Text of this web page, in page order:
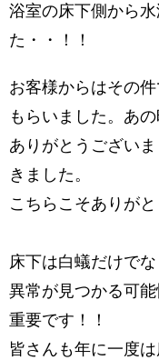
浴室の床下側から
た・・！！
お客様からはその
もらいました。あ
ありがとうござい
きました。
こちらこそありが
床下は白蟻だけで
異常が見つかる可
重要です！！
皆さんも年に一度